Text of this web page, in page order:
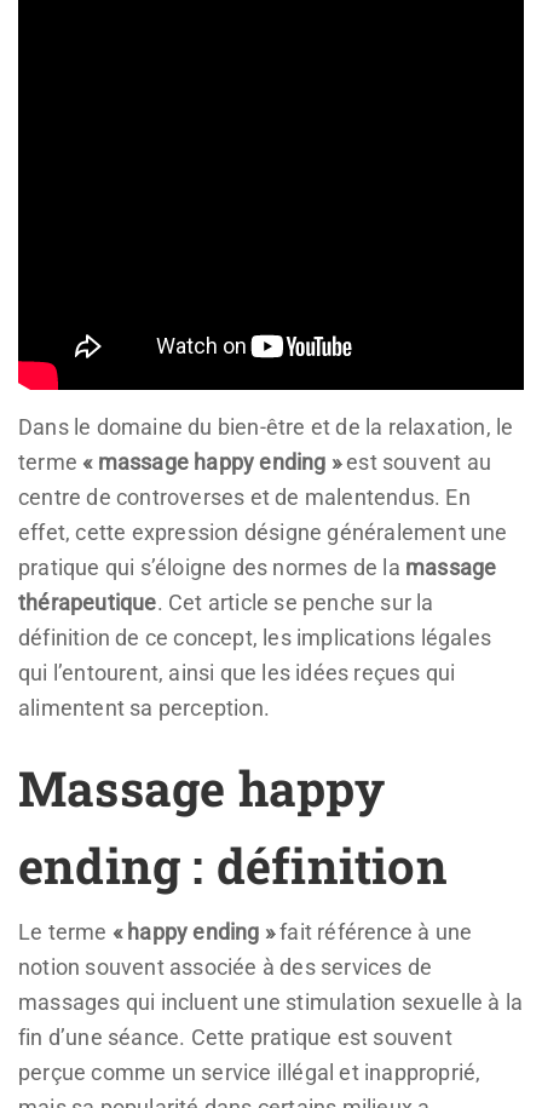
Dans le domaine du bien-être et de la relaxation, le
terme « massage happy ending »est souvent au
centre de controverses et de malentendus. En
effet, cette expression désigne généralement une
pratique qui s’éloigne des normes de la massage
thérapeutique. Cet article se penche sur la
définition de ce concept, les implications légales
qui l’entourent, ainsi que les idées reçues qui
alimentent sa perception.
Massage happy
ending : définition
Le terme « happy ending »fait référence à une
notion souvent associée à des services de
massages qui incluent une stimulation sexuelle à la
fin d’une séance. Cette pratique est souvent
perçue comme un service illégal et inapproprié,